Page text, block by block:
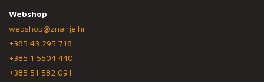
Webshop
webshop@znanje.hr
+385 43 295 718
+385 1 5504 440
+385 51 582 091